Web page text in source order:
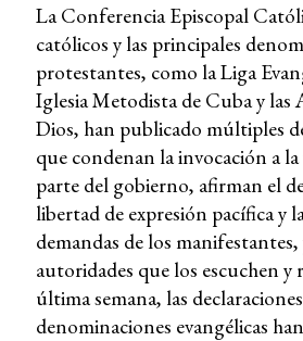
La Conferencia Episcopal
católicos y las principales
protestantes, como la Liga
Iglesia Metodista de Cuba y las
Dios, han publicado múltiples
que condenan la invocación a
parte del gobierno, afirman el
libertad de expresión pacífica y
demandas de los manifestantes,
autoridades que los escuchen y
última semana, las
denominaciones evangélicas